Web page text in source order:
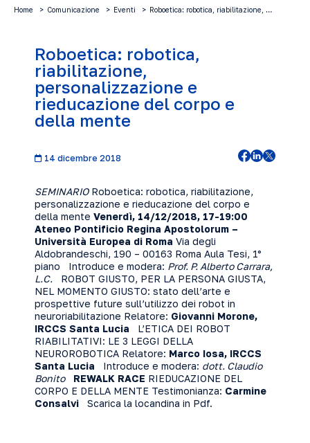
Home Comunicazione Eventi Roboetica: robotica, riabilitazione, …
Roboetica: robotica,
riabilitazione,
personalizzazione e
rieducazione del corpo e
della mente
14 dicembre 2018
SEMINARIORoboetica: robotica, riabilitazione,
personalizzazione e rieducazione del corpo e
della mente Venerdì, 14/12/2018, 17-19:00
Ateneo Pontificio Regina Apostolorum –
Università Europea di Roma Via degli
Aldobrandeschi, 190 – 00163 Roma Aula Tesi, 1°
piano Introduce e modera: Prof. P. Alberto Carrara,
L.C. ROBOT GIUSTO, PER LA PERSONA GIUSTA,
NEL MOMENTO GIUSTO: stato dell’arte e
prospettive future sull’utilizzo dei robot in
neuroriabilitazione Relatore: Giovanni Morone,
IRCCS Santa Lucia L’ETICA DEI ROBOT
RIABILITATIVI: LE 3 LEGGI DELLA
NEUROROBOTICA Relatore: Marco Iosa, IRCCS
Santa Lucia Introduce e modera: dott. Claudio
Bonito
REWALK RACE RIEDUCAZIONE DEL
CORPO E DELLA MENTE Testimonianza: Carmine
Consalvi
Scarica la locandina in Pdf.